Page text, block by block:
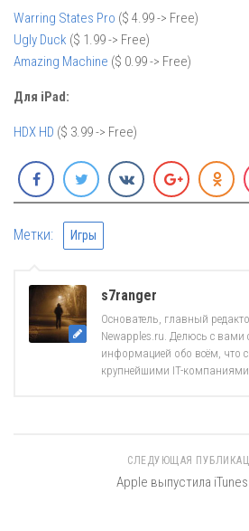
Warring States Pro ($ 4.99 -> Free)
Ugly Duck ($ 1.99 -> Free)
Amazing Machine ($ 0.99 -> Free)
Для iPad:
HDX HD ($ 3.99 -> Free)
Метки: Игры
s7ranger
Основатель, главный
Newapples.ru. Делюсь с вами
информацией обо всём, что
крупнейшими IT-
СЛЕДУЮЩАЯ
Apple выпустила